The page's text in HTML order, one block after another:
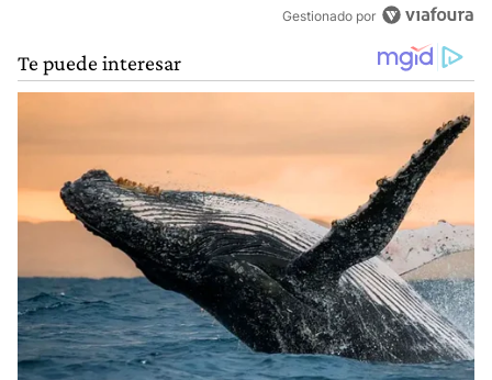
Gestionado por